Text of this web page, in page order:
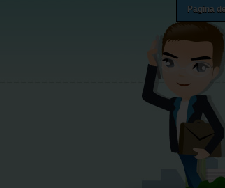
Pagina